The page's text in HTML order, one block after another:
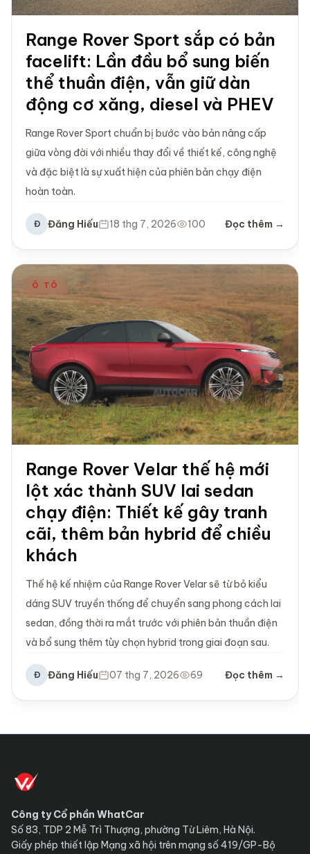
Range Rover Sport sắp có bản
facelift: Lần đầu bổ sung biến
thể thuần điện, vẫn giữ dàn
động cơ xăng, diesel và PHEV
Range Rover Sport chuẩn bị bước vào bản nâng cấp
giữa vòng đời với nhiều thay đổi về thiết kế, công nghệ
và đặc biệt là sự xuất hiện của phiên bản chạy điện
hoàn toàn.
Đ Đăng Hiếu 18 thg 7, 2026 100 Đọc thêm →
Ô TÔ
Range Rover Velar thế hệ mới
lột xác thành SUV lai sedan
chạy điện: Thiết kế gây tranh
cãi, thêm bản hybrid để chiều
khách
Thế hệ kế nhiệm của Range Rover Velar sẽ từ bỏ kiểu
dáng SUV truyền thống để chuyển sang phong cách lai
sedan, đồng thời ra mắt trước với phiên bản thuần điện
và bổ sung thêm tùy chọn hybrid trong giai đoạn sau.
Đ Đăng Hiếu 07 thg 7, 2026 69 Đọc thêm →
Công ty Cổ phần WhatCar
Số 83, TDP 2 Mễ Trì Thượng, phường Từ Liêm, Hà Nội.
Giấy phép thiết lập Mạng xã hội trên mạng số 419/GP-Bộ